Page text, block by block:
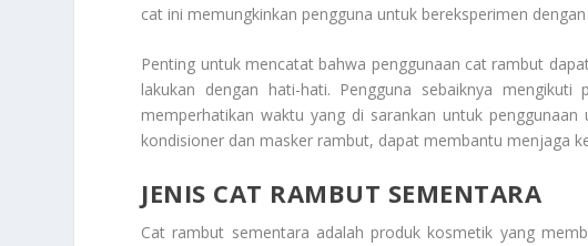
cat ini memungkinkan pengguna untuk bereksperimen
Penting untuk mencatat bahwa penggunaan cat rambut
lakukan dengan hati-hati. Pengguna sebaiknya
memperhatikan waktu yang di sarankan untuk
kondisioner dan masker rambut, dapat membantu menjaga
JENIS CAT RAMBUT SEMENTARA
Cat rambut sementara adalah produk kosmetik yang